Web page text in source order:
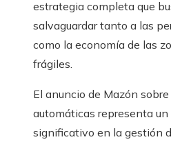
estrategia completa que
salvaguardar tanto a las
como la economía de las
frágiles.
El anuncio de Mazón
automáticas representa un
significativo en la gestión